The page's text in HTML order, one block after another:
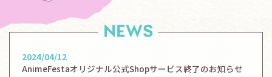
NEWS
2024/04/12
AnimeFestaオリジナル公式Shopサービス終了のお知らせ